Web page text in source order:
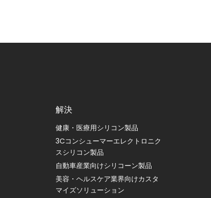
解決
健康・医療用シリコン製品
3Cコンシューマーエレクトロニク
スシリコン製品
自動車産業向けシリコーン製品
美容・ヘルスケア業界向けカスタ
マイズソリューション